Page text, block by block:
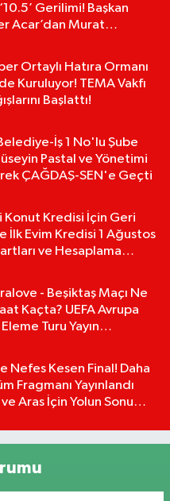
Gerilimi! Başkan
Acar’dan Murat
Ortaylı Hatıra Ormanı
Kuruluyor! TEMA Vakfı
Başlattı!
İş 1 No'lu Şube
Pastal ve Yönetimi
ÇAĞDAŞ-SEN'e Geçti
Konut Kredisi İçin Geri
İlk Evim Kredisi 1 Ağustos
ve Hesaplama
- Beşiktaş Maçı Ne
Kaçta? UEFA Avrupa
Turu Yayın
Nefes Kesen Final! Daha
Fragmanı Yayınlandı
ve Aras İçin Yolun Sonu